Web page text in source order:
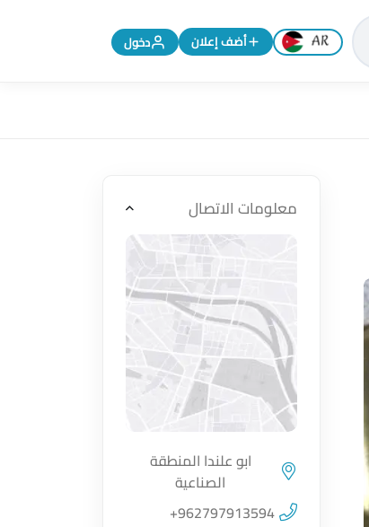
تغيير اللغة إلى الإنجليزية
أضف إعلان دخول
معلومات الاتصال
اضغط لتحميل الموقع
ابو علندا المنطقة
الصناعية
+962797913594